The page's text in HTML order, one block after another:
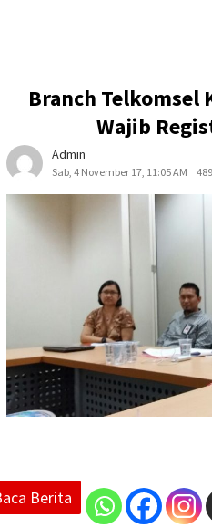
Branch Telkomsel
Wajib
Admin
Sab, 4 November 17, 11:05 AM
Berita